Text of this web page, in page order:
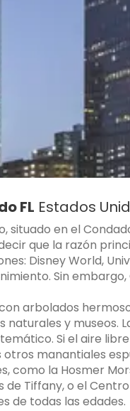
FL Estados
situado en el
que la razón
Disney World,
Sin
arbolados
naturales y museos.
Si el aire
otros manantiales
como la Hosmer
de Tiffany, o el
de todas las edades.